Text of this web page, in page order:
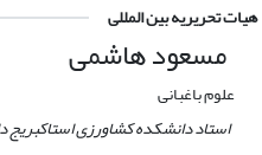
هیات تحریریه بین المللی
مسعود هاشمی
علوم باغبانی
استاد دانشکده کشاورزی